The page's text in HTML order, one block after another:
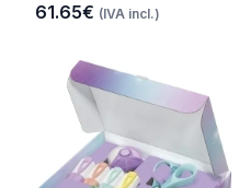
61.65€ (IVA incl.)